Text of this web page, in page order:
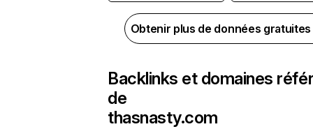
Obtenir plus de données
Backlinks et domaines
de
thasnasty.com